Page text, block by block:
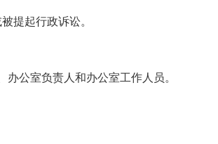
提起行政诉讼。
公室负责人和办公室工作人员。